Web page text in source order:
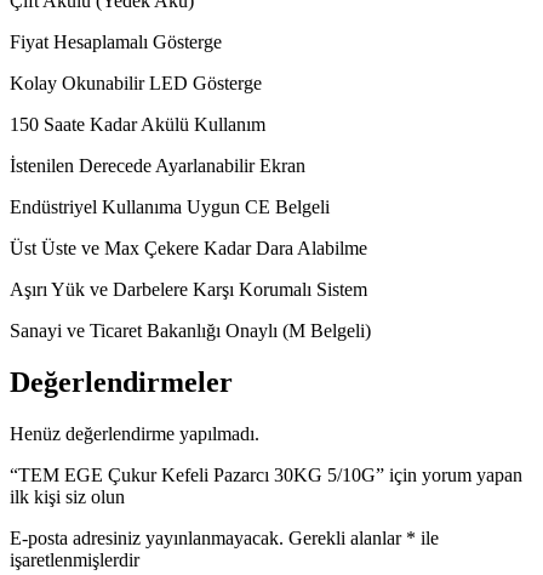
Fiyat Hesaplamalı Gösterge
Kolay Okunabilir LED Gösterge
150 Saate Kadar Akülü Kullanım
İstenilen Derecede Ayarlanabilir Ekran
Endüstriyel Kullanıma Uygun CE Belgeli
Üst Üste ve Max Çekere Kadar Dara Alabilme
Aşırı Yük ve Darbelere Karşı Korumalı Sistem
Sanayi ve Ticaret Bakanlığı Onaylı (M Belgeli)
Değerlendirmeler
Henüz değerlendirme yapılmadı.
“TEM EGE Çukur Kefeli Pazarcı 30KG 5/10G” için yorum yapan
ilk kişi siz olun
E-posta adresiniz yayınlanmayacak. Gerekli alanlar * ile
işaretlenmişlerdir